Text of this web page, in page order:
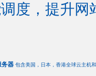
度，提升网
务器 包含美国，日本，香港全球云主机